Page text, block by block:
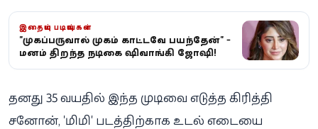
இதையும் படியுங்கள்
"முகப்பருவால் முகம் காட்டவே பயந்தேன்" -
மனம் திறந்த நடிகை ஷிவாங்கி ஜோஷி!
தனது 35 வயதில் இந்த முடிவை எடுத்த கிரித்தி
சனோன், 'மிமி' படத்திற்காக உடல் எடையை